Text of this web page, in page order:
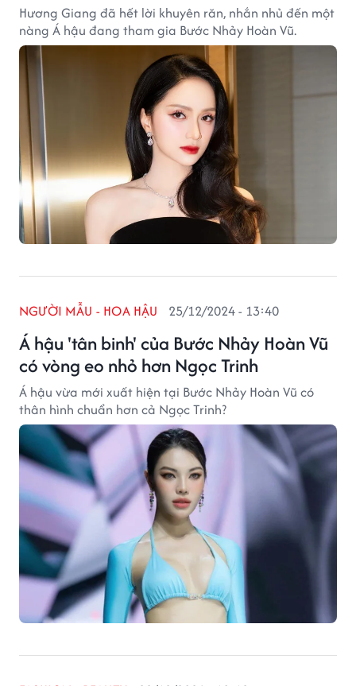
Hương Giang đã hết lời khuyên răn, nhắn nhủ đến một
nàng Á hậu đang tham gia Bước Nhảy Hoàn Vũ.
Á hậu 'tân binh' của Bước Nhảy Hoàn Vũ
có vòng eo nhỏ hơn Ngọc Trinh
NGƯỜI MẪU - HOA HẬU 25/12/2024 - 13:40
Á hậu vừa mới xuất hiện tại Bước Nhảy Hoàn Vũ có
thân hình chuẩn hơn cả Ngọc Trinh?